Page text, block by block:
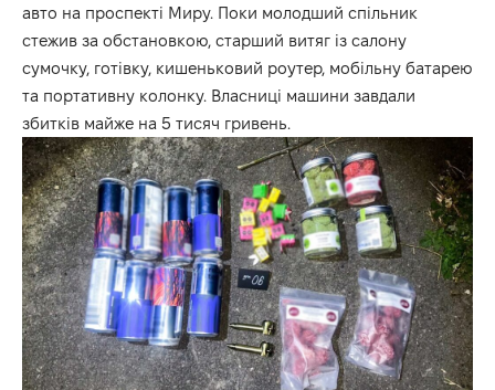
авто на проспекті Миру. Поки молодший спільник
стежив за обстановкою, старший витяг із салону
сумочку, готівку, кишеньковий роутер, мобільну батарею
та портативну колонку. Власниці машини завдали
збитків майже на 5 тисяч гривень.